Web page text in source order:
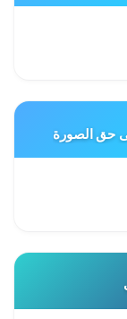
حق الصورة